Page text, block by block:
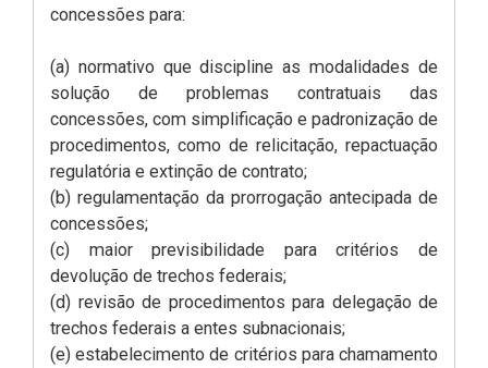
concessões para:
(a) normativo que discipline as modalidades de
solução de problemas contratuais das
concessões, com simplificação e padronização de
procedimentos, como de relicitação, repactuação
regulatória e extinção de contrato;
(b) regulamentação da prorrogação antecipada de
concessões;
(c) maior previsibilidade para critérios de
devolução de trechos federais;
(d) revisão de procedimentos para delegação de
trechos federais a entes subnacionais;
(e) estabelecimento de critérios para chamamento